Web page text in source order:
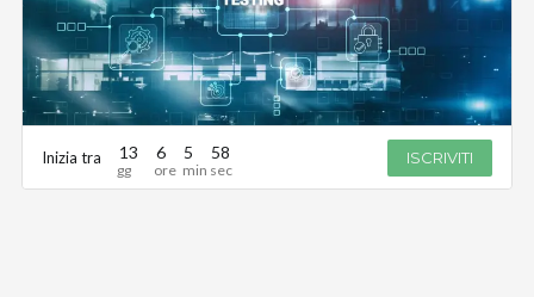
Inizia tra 13 6 5 58 ISCRIVITI